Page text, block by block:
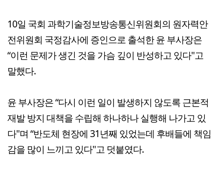
10일 국회 과학기술정보방송통신위원회의 원자력안
전위원회 국정감사에 증인으로 출석한 윤 부사장은
“이런 문제가 생긴 것을 가슴 깊이 반성하고 있다"고
말했다.
윤 부사장은 “다시 이런 일이 발생하지 않도록 근본적
재발 방지 대책을 수립해 하나하나 실행해 나가고 있
다"며 “반도체 현장에 31년째 있었는데 후배들에 책임
감을 많이 느끼고 있다"고 덧붙였다.